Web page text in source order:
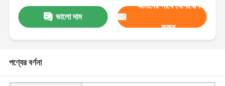
ভালো দাম
আমাদের সাথে যোগাযোগ
করুন
পণ্যের বর্ণনা